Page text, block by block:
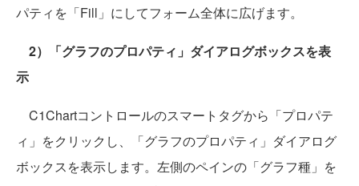
パティを「Fill」にしてフォーム全体に広げます。
2）「グラフのプロパティ」ダイアログボックスを表
示
C1Chartコントロールのスマートタグから「プロパテ
ィ」をクリックし、「グラフのプロパティ」ダイアログ
ボックスを表示します。左側のペインの「グラフ種」を